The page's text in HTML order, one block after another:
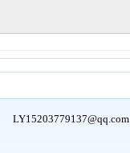
LY15203779137@qq.com